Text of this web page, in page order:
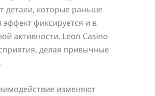
которые раньше
фиксируется и в
активности. Leon Casino
делая привычные
изменяют